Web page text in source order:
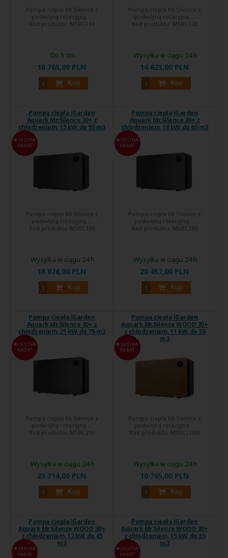
Pompa ciepła Mr.Silence z
podwójną rotacyjną ...
Kod produktu: MSRC110
10 765,00 PLN
Kup
Do 5 dni
Pompa ciepła Mr.Silence z
podwójną rotacyjną ...
Kod produktu: MSRC120
14 623,00 PLN
Kup
Wysyłka w ciągu 24 h
Pompa ciepła iGarden
Aquark Mr.Silence 30+ z
chłodzeniem, 15 kW, do 55 m3
EKSTRA
RABAT
Pompa ciepła Mr.Silence z
podwójną rotacyjną ...
Kod produktu: MSRC150
18 076,00 PLN
Kup
Wysyłka w ciągu 24 h
Pompa ciepła iGarden
Aquark Mr.Silence 30+ z
chłodzeniem, 18 kW, do 65 m3
EKSTRA
RABAT
Pompa ciepła Mr.Silence z
podwójną rotacyjną ...
Kod produktu: MSRC180
20 457,00 PLN
Kup
Wysyłka w ciągu 24 h
Pompa ciepła iGarden
Aquark Mr.Silence 30+ z
chłodzeniem, 21 kW, do 75 m3
EKSTRA
RABAT
Pompa ciepła Mr.Silence z
podwójną rotacyjną ...
Kod produktu: MSRC210
23 314,00 PLN
Kup
Wysyłka w ciągu 24 h
Pompa ciepła iGarden
Aquark Mr.Silence WOOD 30+
z chłodzeniem, 11 kW, do 35
m3
EKSTRA
RABAT
Pompa ciepła Mr.Silence z
podwójną rotacyjną ...
Kod produktu: MSRC110W
10 765,00 PLN
Kup
Wysyłka w ciągu 24 h
Pompa ciepła iGarden
Aquark Mr.Silence WOOD 30+
z chłodzeniem, 12 kW, do 45
m3
EKSTRA
RABAT
Pompa ciepła iGarden
Aquark Mr.Silence WOOD 30+
z chłodzeniem, 15 kW, do 55
m3
EKSTRA
RABAT